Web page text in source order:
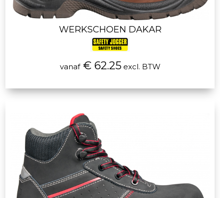
WERKSCHOEN DAKAR
vanaf€ 62.25excl. BTW